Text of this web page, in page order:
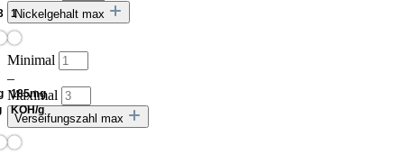
Nickelgehalt max
Minimal
–
Maximal
Verseifungszahl max